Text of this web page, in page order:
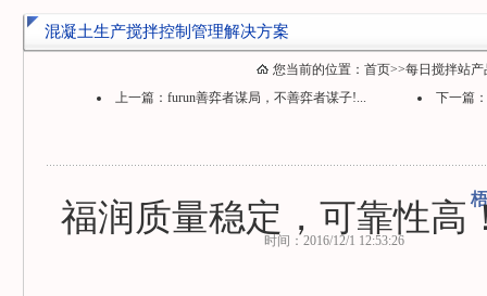
混凝土生产搅拌控制管理解决方案
您当前的位置： 首页>>每日搅拌站
上一篇： furun善弈者谋局，不善弈者谋子!... 下一篇：
时间：2016/12/1 12:53:26
福润质量稳定，可靠性高